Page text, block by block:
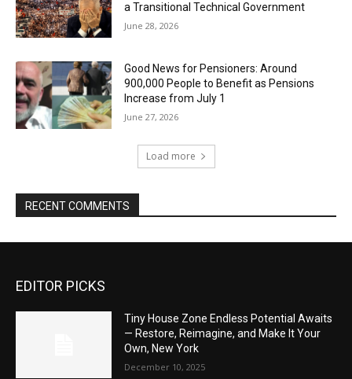
a Transitional Technical Government
June 28, 2026
Good News for Pensioners: Around
900,000 People to Benefit as Pensions
Increase from July 1
June 27, 2026
Load more
RECENT COMMENTS
EDITOR PICKS
Tiny House Zone Endless Potential Awaits
— Restore, Reimagine, and Make It Your
Own, New York
December 10, 2025